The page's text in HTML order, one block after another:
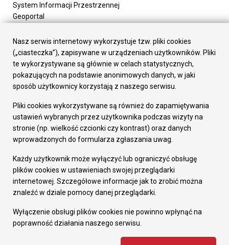
System Informacji Przestrzennej
Geoportal
Załatw sprawę
Prezydent Miasta
Rada Miasta
Wydziały
Elektroniczna Skrzynka Podawcza
Gospodarka
Fundusze europejskie
Środki krajowe
Oferty inwestycyjne
Pozostałe
Deklaracja dostępności
Dane osobowe
Dodaj opinię o witrynie
Nasz serwis internetowy wykorzystuje tzw. pliki cookies
(„ciasteczka”), zapisywane w urządzeniach użytkowników. Pliki
te wykorzystywane są głównie w celach statystycznych,
pokazujących na podstawie anonimowych danych, w jaki
sposób użytkownicy korzystają z naszego serwisu.
Pliki cookies wykorzystywane są również do zapamiętywania
ustawień wybranych przez użytkownika podczas wizyty na
stronie (np. wielkość czcionki czy kontrast) oraz danych
wprowadzonych do formularza zgłaszania uwag.
Każdy użytkownik może wyłączyć lub ograniczyć obsługę
plików cookies w ustawieniach swojej przeglądarki
internetowej. Szczegółowe informacje jak to zrobić można
znaleźć w dziale pomocy danej przeglądarki.
Wyłączenie obsługi plików cookies nie powinno wpłynąć na
poprawność działania naszego serwisu.